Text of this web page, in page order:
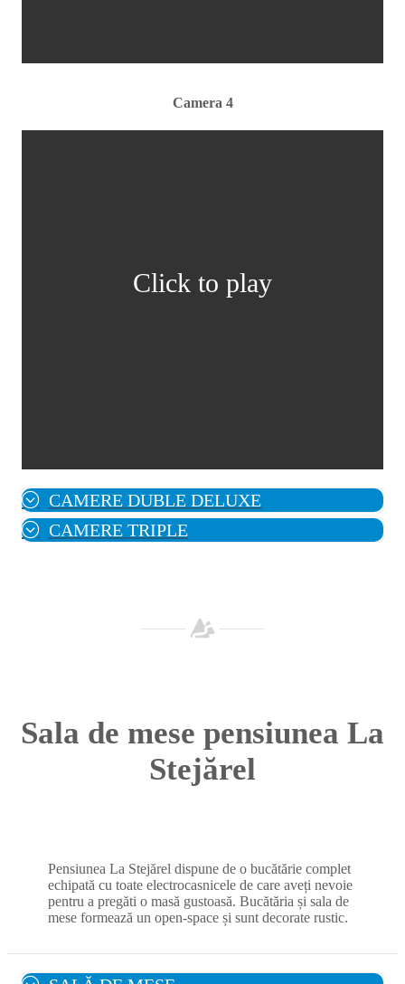
Camera 4
Click to play
CAMERE DUBLE DELUXE
CAMERE TRIPLE
Sala de mese pensiunea La
Stejărel
Pensiunea La Stejărel dispune de o bucătărie complet
echipată cu toate electrocasnicele de care aveți nevoie
pentru a pregăti o masă gustoasă. Bucătăria și sala de
mese formează un open-space și sunt decorate rustic.